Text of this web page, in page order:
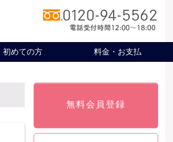
初めての方 料金・お支払
無料会員登録